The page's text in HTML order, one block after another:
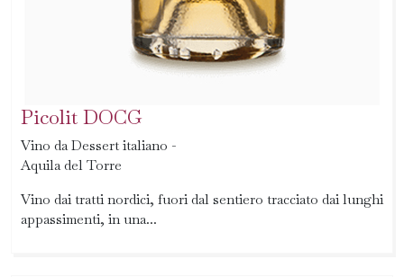
Picolit DOCG
Vino da Dessert italiano -
Aquila del Torre
Vino dai tratti nordici, fuori dal sentiero tracciato dai lunghi
appassimenti, in una...